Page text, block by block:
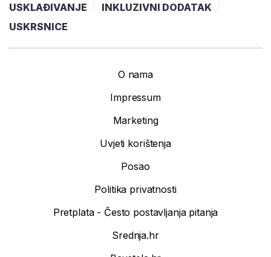
USKLAĐIVANJE
INKLUZIVNI DODATAK
USKRSNICE
O nama
Impressum
Marketing
Uvjeti korištenja
Posao
Politika privatnosti
Pretplata - Često postavljanja pitanja
Srednja.hr